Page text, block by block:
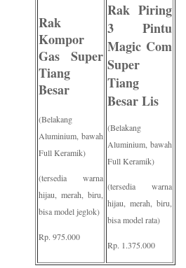
Rak
Kompor
Gas Super
Tiang
Besar
(Belakang
Aluminium, bawah
Full Keramik)
(tersedia warna
hijau, merah, biru,
bisa model jeglok)
Rp. 975.000
Rak Piring
3 Pintu
Magic Com
Super
Tiang
Besar Lis
(Belakang
Aluminium, bawah
Full Keramik)
(tersedia warna
hijau, merah, biru,
bisa model rata)
Rp. 1.375.000